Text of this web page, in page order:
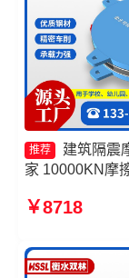
推荐
建筑隔震
家 10000KN摩
6000-300-3.48
厂家
￥8718